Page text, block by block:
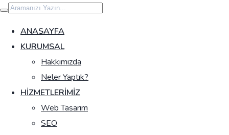
İçeriğe
geç
ANASAYFA
KURUMSAL
Hakkımızda
Neler Yaptık?
HIZMETLERIMIZ
Web Tasarım
SEO